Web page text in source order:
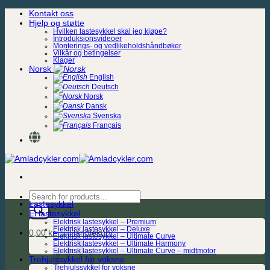
Skip
Kontakt oss
Hjelp og støtte
Hvilken lastesykkel skal jeg kjøpe?
Introduksjonsvideoer
Monterings- og vedlikeholdshåndbøker
Vilkår og betingelser
Klager
Norsk
English
Deutsch
Norsk
Dansk
Svenska
Français
Products
search
0,00kr.
Lastesykkel
El lastesykkel
Elektrisk lastesykkel – Premium
Elektrisk lastesykkel – Deluxe
Elektrisk lastesykkel – Ultimate Curve
Elektrisk lastesykkel – Ultimate Harmony
Elektrisk lastesykkel – Ultimate Curve – midtmotor
Trehjulssykkel for voksne
Trehjulssykkel for voksne